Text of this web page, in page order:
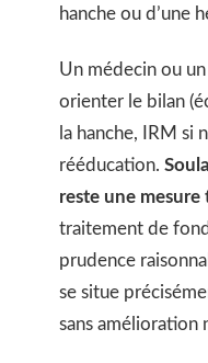
hanche ou d’une
Un médecin ou
orienter le bilan
la hanche, IRM si
rééducation.
reste une mesure
traitement de
prudence
se situe
sans amélioration